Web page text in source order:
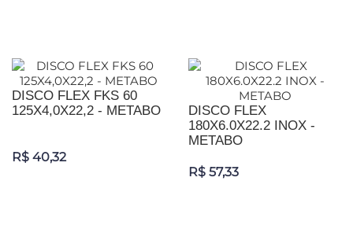
DISCO FLEX FKS 60
125X4,0X22,2 - METABO
R$ 40,32
DISCO FLEX
180X6.0X22.2 INOX -
METABO
R$ 57,33